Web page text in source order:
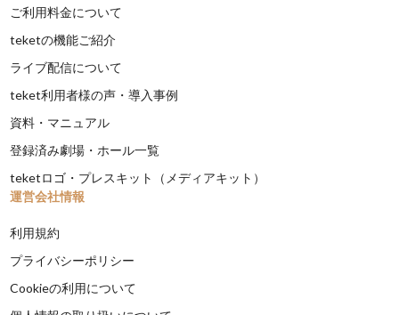
ご利用料金について
teketの機能ご紹介
ライブ配信について
teket利用者様の声・導入事例
資料・マニュアル
登録済み劇場・ホール一覧
teketロゴ・プレスキット（メディアキット）
運営会社情報
利用規約
プライバシーポリシー
Cookieの利用について